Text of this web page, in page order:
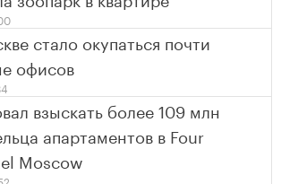
стало окупаться почти
офисов
взыскать более 109 млн
апартаментов в Four
Moscow